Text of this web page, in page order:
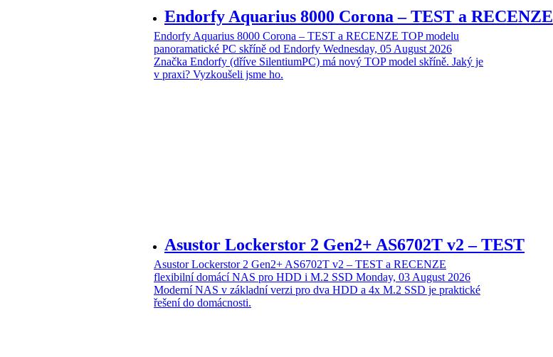
Endorfy Aquarius 8000 Corona – TEST a RECENZE
Endorfy Aquarius 8000 Corona – TEST a RECENZE TOP modelu
panoramatické PC skříně od Endorfy Wednesday, 05 August 2026
Značka Endorfy (dříve SilentiumPC) má nový TOP model skříně. Jaký je
v praxi? Vyzkoušeli jsme ho.
Asustor Lockerstor 2 Gen2+ AS6702T v2 – TEST
Asustor Lockerstor 2 Gen2+ AS6702T v2 – TEST a RECENZE
flexibilní domácí NAS pro HDD i M.2 SSD Monday, 03 August 2026
Moderní NAS v základní verzi pro dva HDD a 4x M.2 SSD je praktické
řešení do domácnosti.